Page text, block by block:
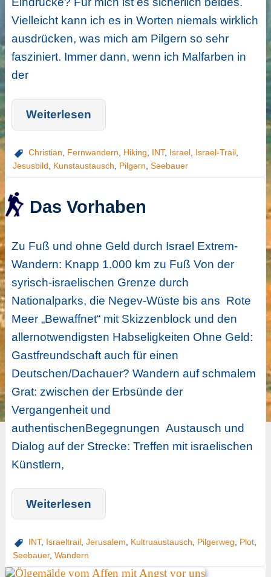
Vielleicht kann ich es in Worten niemals wirklich
ausdrücken, was mich am Pilgern so sehr
fasziniert. Immer dann, wenn ich Malfarben in
der
Weiterlesen
Christian Fernwandern Hiking INT, Israel, Israel-Trail,
Jesusbild
Kunstaustausch Pilgern Seebauer
Das Vorhaben
Zu Fuß und ohne Geld durch Israel Extrem-
Wandern: Knapp 1.000 km zu Fuß Von der
syrisch-israelischen Grenze durch
Nationalparks, die Negev-Wüste bis ans Rote
Meer „Bewaffnet“ mit Skizzenblock und den
allernotwendigsten Habseligkeiten Ohne Geld:
Gastfreundschaft auch für einen
Deutschen/Dachauer? Wandern auf schmalem
Grat: zwischen der Erbsünde der
Vergangenheit und
authentischenBegegnungen Austausch und
Dialog auf der Strecke: Treffen mit israelischen
Künstlern,
Weiterlesen
INT, Israeltrail, Jerusalem Kultruaustausch Pilgerweg Plot,
Seebauer, Wandern